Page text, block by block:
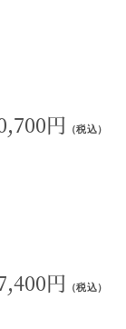
円 （税込）
円 （税込）